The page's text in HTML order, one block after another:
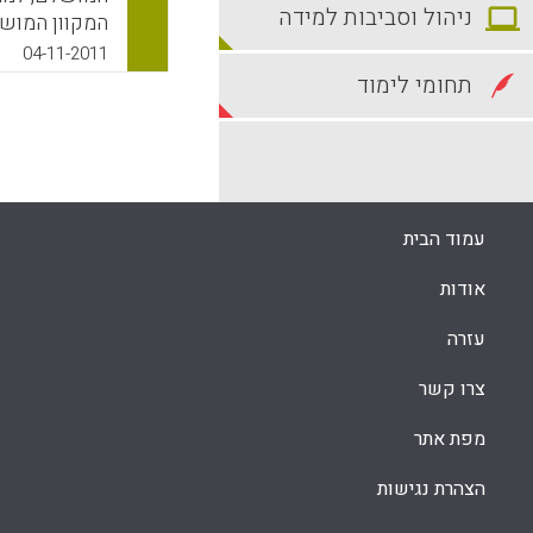
טוענים
הפתיחה
04-11-2011
ניהול וסביבות למידה
תחומי לימוד
עמוד הבית
אודות
עזרה
צרו קשר
מפת אתר
הצהרת נגישות